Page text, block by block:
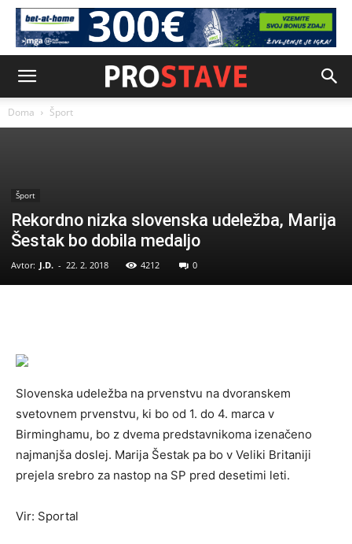
Doma Šport
Šport
Rekordno nizka slovenska udeležba, Marija
Šestak bo dobila medaljo
Avtor: J.D. - 22. 2. 2018 4212 0
Slovenska udeležba na prvenstvu na dvoranskem
svetovnem prvenstvu, ki bo od 1. do 4. marca v
Birminghamu, bo z dvema predstavnikoma izenačeno
najmanjša doslej. Marija Šestak pa bo v Veliki Britaniji
prejela srebro za nastop na SP pred desetimi leti.
Vir: Sportal